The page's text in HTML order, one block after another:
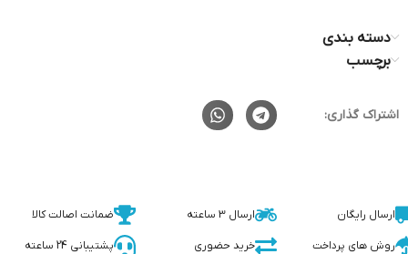
دسته بندی
برچسب
اشتراک گذاری:
ارسال رایگان ارسال 3 ساعته ضمانت اصالت کالا
روش های پرداخت خرید حضوری پشتیبانی 24 ساعته